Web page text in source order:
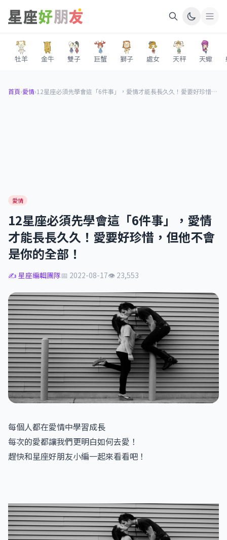
牡羊 金牛 雙子 巨蟹 獅子 處女 天秤 天蠍
首頁›愛情› 12星座必須先學會這「6件事」，愛情才能長長久久！愛要好珍惜，但他不會是你的全部！
愛情
12星座必須先學會這「6件事」，愛情
才能長長久久！愛要好珍惜，但他不會
是你的全部！
✍️ 星座編輯團隊📅 2022-08-17👁 23,553
每個人都在愛情中學習成長
每次的愛都讓我們更明白如何去愛！
趕快和星座好朋友小編一起來看看吧！